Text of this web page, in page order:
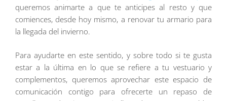
queremos animarte a que te anticipes al resto y que
comiences, desde hoy mismo, a renovar tu armario para
la llegada del invierno.
Para ayudarte en este sentido, y sobre todo si te gusta
estar a la última en lo que se refiere a tu vestuario y
complementos, queremos aprovechar este espacio de
comunicación contigo para ofrecerte un repaso de